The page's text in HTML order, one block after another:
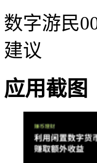
数字游民
建议
应用截图